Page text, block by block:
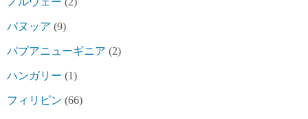
バヌッア (9)
パプアニューギニア (2)
ハンガリー (1)
フィリピン (66)